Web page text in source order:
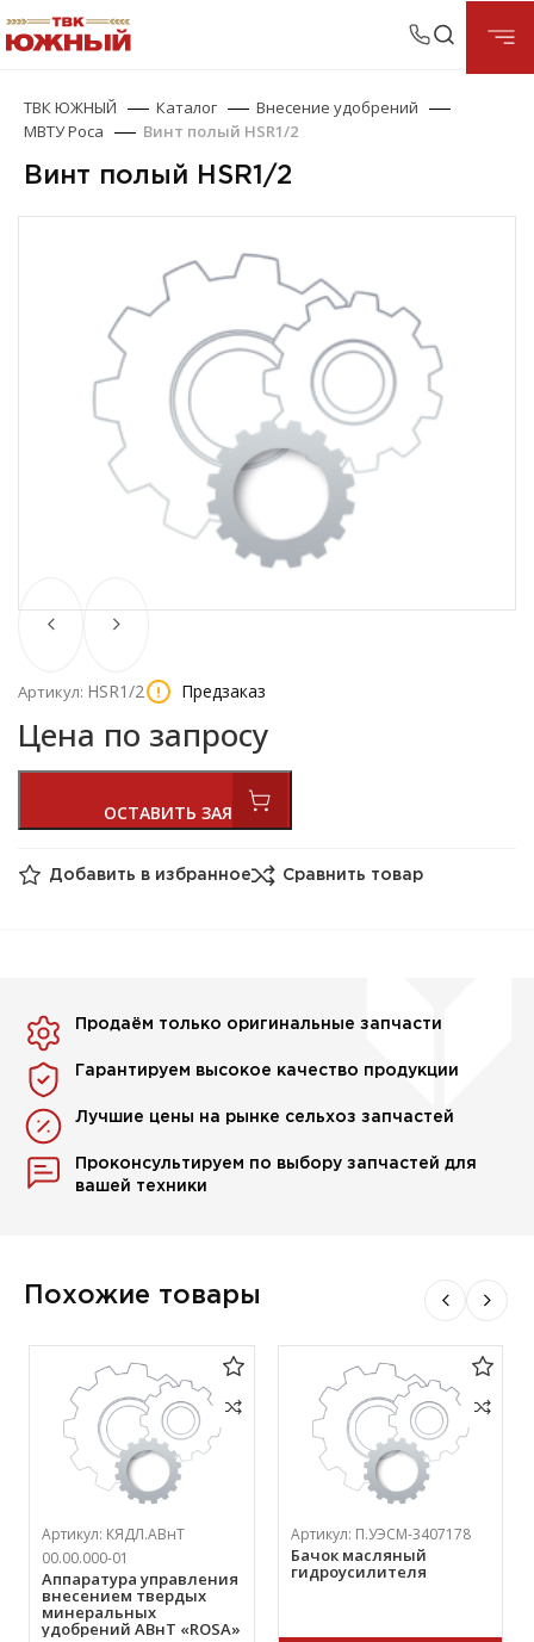
ТВК ЮЖНЫЙ Каталог
Внесение удобрений
МВТУ Роса
Винт полый HSR1/2
Винт полый HSR1/2
Артикул: HSR1/2 Предзаказ
Цена по запросу
Добавить в избранное Сравнить товар
Продаём только оригинальные запчасти
Гарантируем высокое качество продукции
Лучшие цены на рынке сельхоз запчастей
Проконсультируем по выбору запчастей для
вашей техники
Похожие товары
Артикул: КЯДЛ.АВнТ
00.00.000-01
Аппаратура управления
внесением твердых
минеральных
удобрений ABнТ «ROSA»
Артикул: П.УЭСМ-3407178
Бачок масляный
гидроусилителя